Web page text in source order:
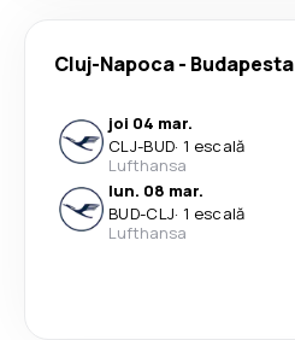
Cluj-Napoca- Budapesta
joi 04 mar.
CLJ-BUD· 1 escală
Lufthansa
lun. 08 mar.
BUD-CLJ· 1 escală
Lufthansa